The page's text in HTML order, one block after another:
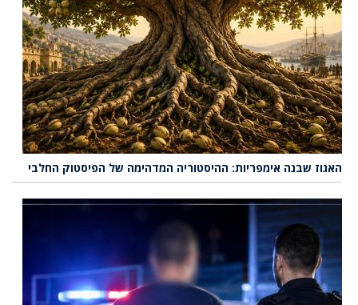
האגוז שבנה אימפריות: ההיסטוריה המדהימה של הפיסטוק החלבי